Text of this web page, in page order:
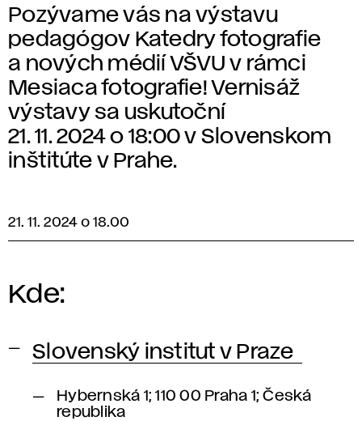
Pozývame vás na výstavu
pedagógov Katedry fotografie
a nových médií VŠVU v rámci
Mesiaca fotografie! Vernisáž
výstavy sa uskutoční
21. 11. 2024 o 18:00 v Slovenskom
inštitúte v Prahe.
21. 11. 2024 o 18.00
Kde:
Slovenský institut v Praze
Hybernská 1; 110 00 Praha 1; Česká
republika